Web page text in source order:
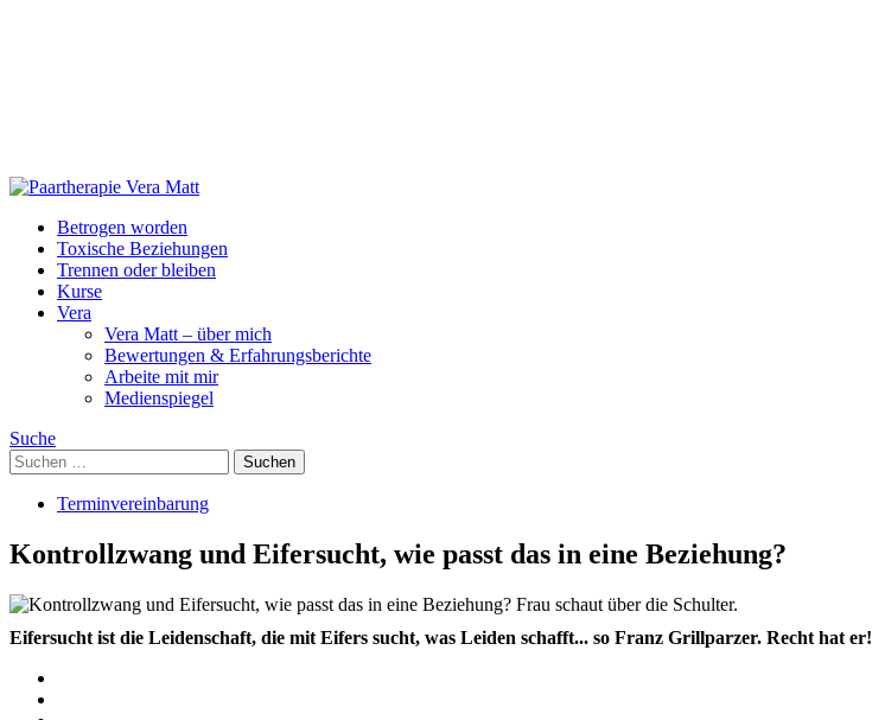
Skip
content
Paartherapie
Betrogen worden
Toxische Beziehungen
Trennen oder bleiben
Kurse
Vera
Vera Matt – über mich
Bewertungen & Erfahrungsberichte
Arbeite mit mir
Medienspiegel
Suche
Suchen
nach:
Terminvereinbarung
Kontrollzwang und Eifersucht, wie passt das in eine Beziehung?
Eifersucht ist die Leidenschaft, die mit Eifers sucht, was Leiden schafft... so Franz Grillparzer. Recht hat er!